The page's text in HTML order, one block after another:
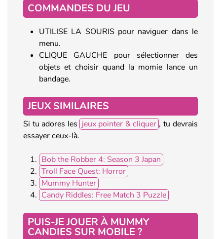
COMMANDES DU JEU
UTILISE LA SOURIS pour naviguer dans le
menu.
CLIQUE GAUCHE pour sélectionner des
objets et choisir quand la momie lance un
bandage.
JEUX SIMILAIRES
Si tu adores les jeux pointer & cliquer , tu devrais
essayer ceux-là.
Bob the Robber 4: Season 3 Japan
Troll Face Quest: Horror
Mummy Hunter
Candy Riddles: Free Match 3 Puzzle
PUIS-JE JOUER À MUMMY
CANDIES SUR MOBILE ?